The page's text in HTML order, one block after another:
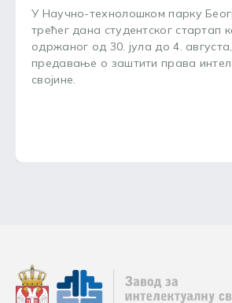
У Научно-технолошком парку
трећег дана студентског стартап
одржаног од 30. јула до 4.
предавање о заштити права
својине.